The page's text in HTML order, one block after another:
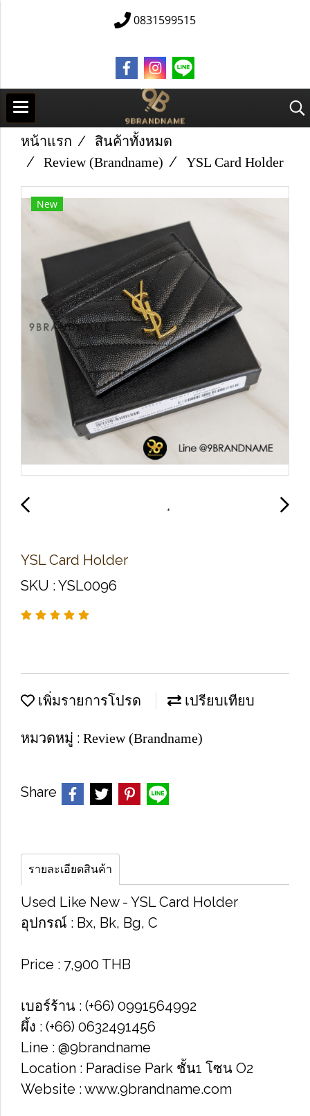
0831599515
หน้าแรก
สินค้าทั้งหมด
Review (Brandname)
YSL​ Card​ Holder
New
YSL​ Card​ Holder
SKU : YSL0096
เพิ่มรายการโปรด เปรียบเทียบ
หมวดหมู่ : Review (Brandname)
Share
รายละเอียดสินค้า
Used Like​ New​ - YSL​ Card​ Holder
อุปกรณ์​ : Bx, Bk, Bg, C
Price​ : 7,900​ THB​
เบอร์ร้าน : (+66) 0991564992
ผึ้ง : (+66) 0632491456
Line : @9brandname
Location : Paradise Park​ ชั้น1​ โซน​ O2​
Website : www.9brandname.com